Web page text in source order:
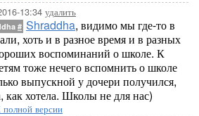
13:34 удалить
# Shraddha, видимо мы где-то в
хоть и в разное время и в разных
воспоминаний о школе. К
тоже нечего вспомнить о школе
выпускной у дочери получился,
как хотела. Школы не для нас)
версии